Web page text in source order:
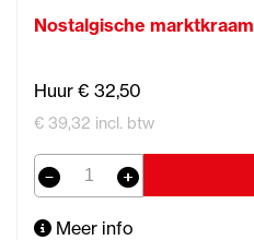
Nostalgische marktkraam
Huur € 32,50
€ 39,32 incl. btw
Meer info